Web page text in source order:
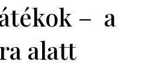
– a
alatt